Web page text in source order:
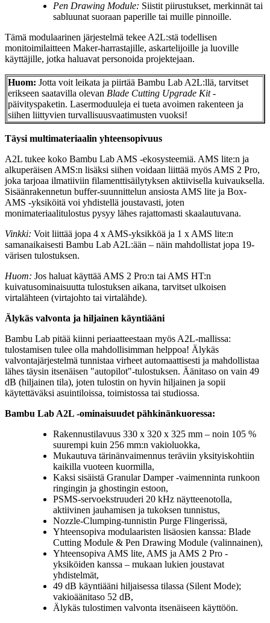
Pen Drawing Module: Siistit piirustukset, merkinnät tai
sabluunat suoraan paperille tai muille pinnoille.
Tämä modulaarinen järjestelmä tekee A2L:stä todellisen
monitoimilaitteen Maker-harrastajille, askartelijoille ja luoville
käyttäjille, jotka haluavat personoida projektejaan.
Huom: Jotta voit leikata ja piirtää Bambu Lab A2L:llä, tarvitset
erikseen saatavilla olevan Blade Cutting Upgrade Kit-
päivityspaketin. Lasermoduuleja ei tueta avoimen rakenteen ja
siihen liittyvien turvallisuusvaatimusten vuoksi!
Täysi multimateriaalin yhteensopivuus
A2L tukee koko Bambu Lab AMS -ekosysteemiä. AMS lite:n ja
alkuperäisen AMS:n lisäksi siihen voidaan liittää myös AMS 2 Pro,
joka tarjoaa ilmatiiviin filamenttisäilytyksen aktiivisella kuivauksella.
Sisäänrakennetun buffer-suunnittelun ansiosta AMS lite ja Box-
AMS -yksiköitä voi yhdistellä joustavasti, joten
monimateriaalitulostus pysyy lähes rajattomasti skaalautuvana.
Vinkki: Voit liittää jopa 4 x AMS-yksikköä ja 1 x AMS lite:n
samanaikaisesti Bambu Lab A2L:ään – näin mahdollistat jopa 19-
värisen tulostuksen.
Huom: Jos haluat käyttää AMS 2 Pro:n tai AMS HT:n
kuivatusominaisuutta tulostuksen aikana, tarvitset ulkoisen
virtalähteen (virtajohto tai virtalähde).
Älykäs valvonta ja hiljainen käyntiääni
Bambu Lab pitää kiinni periaatteestaan myös A2L-mallissa:
tulostamisen tulee olla mahdollisimman helppoa! Älykäs
valvontajärjestelmä tunnistaa virheet automaattisesti ja mahdollistaa
lähes täysin itsenäisen "autopilot"-tulostuksen. Äänitaso on vain 49
dB (hiljainen tila), joten tulostin on hyvin hiljainen ja sopii
käytettäväksi asuintiloissa, toimistossa tai studiossa.
Bambu Lab A2L -ominaisuudet pähkinänkuoressa:
Rakennustilavuus 330 x 320 x 325 mm – noin 105 %
suurempi kuin 256 mm:n vakioluokka,
Mukautuva tärinänvaimennus teräviin yksityiskohtiin
kaikilla vuoteen kuormilla,
Kaksi sisäistä Granular Damper -vaimenninta runkoon
ringingin ja ghostingin estoon,
PSMS-servoekstruuderi 20 kHz näytteenotolla,
aktiivinen jauhamisen ja tukoksen tunnistus,
Nozzle-Clumping-tunnistin Purge Flingerissä,
Yhteensopiva modulaaristen lisäosien kanssa: Blade
Cutting Module & Pen Drawing Module (valinnainen),
Yhteensopiva AMS lite, AMS ja AMS 2 Pro -
yksiköiden kanssa – mukaan lukien joustavat
yhdistelmät,
49 dB käyntiääni hiljaisessa tilassa (Silent Mode);
vakioäänitaso 52 dB,
Älykäs tulostimen valvonta itsenäiseen käyttöön.